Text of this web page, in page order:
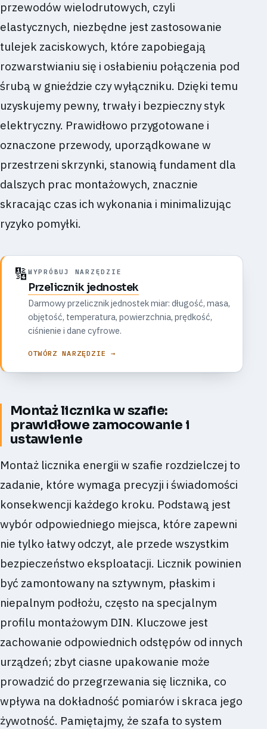
przewodów wielodrutowych, czyli
elastycznych, niezbędne jest zastosowanie
tulejek zaciskowych, które zapobiegają
rozwarstwianiu się i osłabieniu połączenia pod
śrubą w gnieździe czy wyłączniku. Dzięki temu
uzyskujemy pewny, trwały i bezpieczny styk
elektryczny. Prawidłowo przygotowane i
oznaczone przewody, uporządkowane w
przestrzeni skrzynki, stanowią fundament dla
dalszych prac montażowych, znacznie
skracając czas ich wykonania i minimalizując
ryzyko pomyłki.
🔢 WYPRÓBUJ NARZĘDZIE
Przelicznik jednostek
Darmowy przelicznik jednostek miar: długość, masa,
objętość, temperatura, powierzchnia, prędkość,
ciśnienie i dane cyfrowe.
OTWÓRZ NARZĘDZIE →
Montaż licznika w szafie:
prawidłowe zamocowanie i
ustawienie
Montaż licznika energii w szafie rozdzielczej to
zadanie, które wymaga precyzji i świadomości
konsekwencji każdego kroku. Podstawą jest
wybór odpowiedniego miejsca, które zapewni
nie tylko łatwy odczyt, ale przede wszystkim
bezpieczeństwo eksploatacji. Licznik powinien
być zamontowany na sztywnym, płaskim i
niepalnym podłożu, często na specjalnym
profilu montażowym DIN. Kluczowe jest
zachowanie odpowiednich odstępów od innych
urządzeń; zbyt ciasne upakowanie może
prowadzić do przegrzewania się licznika, co
wpływa na dokładność pomiarów i skraca jego
żywotność. Pamiętajmy, że szafa to system